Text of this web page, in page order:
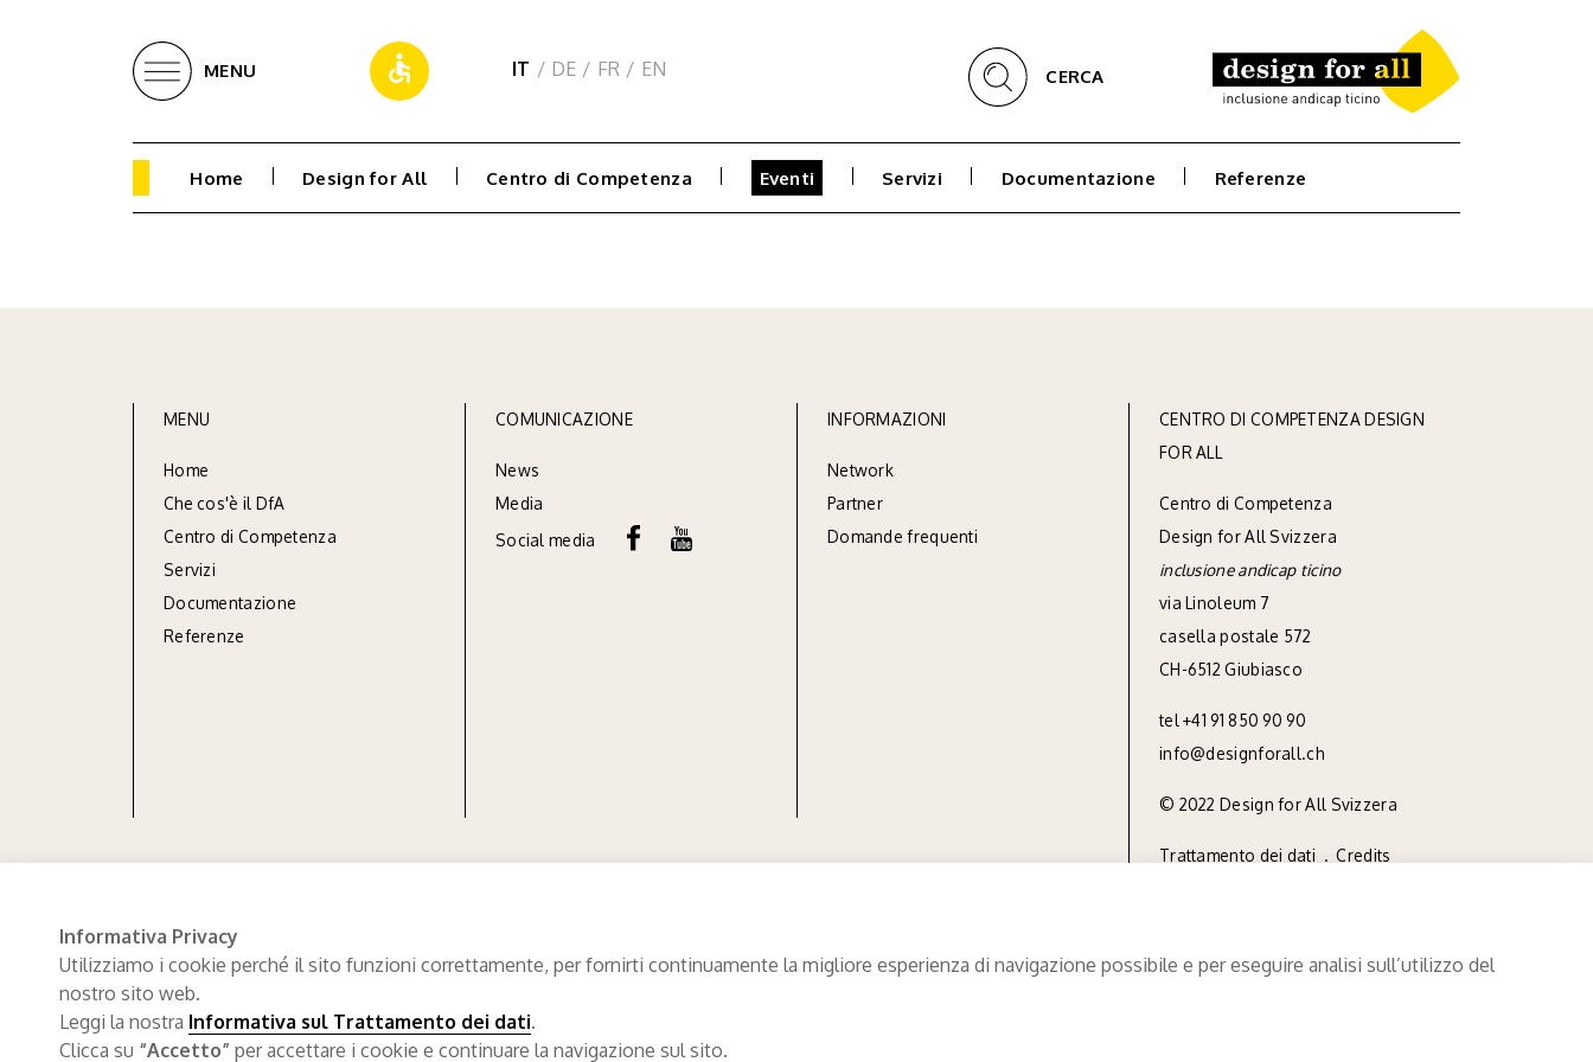
MENU IT / DE / FR / EN CERCA
Home Design for All Centro di Competenza Eventi Servizi Documentazione Referenze
MENU
Home
Che cos'è il DfA
Centro di Competenza
Servizi
Documentazione
Referenze
COMUNICAZIONE
News
Media
Social media
INFORMAZIONI
Network
Partner
Domande frequenti
CENTRO DI COMPETENZA DESIGN
FOR ALL
Centro di Competenza
Design for All Svizzera
inclusione andicap ticino
via Linoleum 7
casella postale 572
CH-6512 Giubiasco
tel+41 91 850 90 90
info@designforall.ch
© 2022 Design for All Svizzera
Trattamento dei dati .Credits
Informativa Privacy
Utilizziamo i cookie perché il sito funzioni correttamente, per fornirti continuamente la migliore esperienza di navigazione possibile e per eseguire analisi sull’utilizzo del
nostro sito web.
Leggi la nostra Informativa sul Trattamento dei dati.
Clicca su “Accetto” per accettare i cookie e continuare la navigazione sul sito.